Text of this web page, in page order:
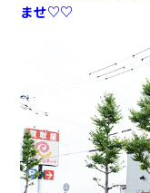
ませ♡♡